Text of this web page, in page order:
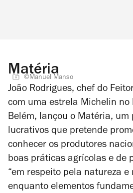
Matéria
©Manuel Manso
João Rodrigues, chef do
com uma estrela Michelin no
Belém, lançou o Matéria, um
lucrativos que pretende
conhecer os produtores
boas práticas agrícolas e de
“em respeito pela natureza e
enquanto elementos